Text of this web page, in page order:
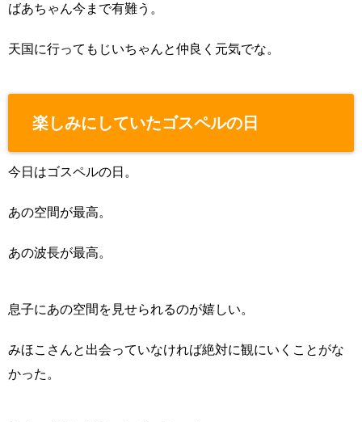
ばあちゃん今まで有難う。
天国に行ってもじいちゃんと仲良く元気でな。
楽しみにしていたゴスペルの日
今日はゴスペルの日。
あの空間が最高。
あの波長が最高。
息子にあの空間を見せられるのが嬉しい。
みほこさんと出会っていなければ絶対に観にいくことがな
かった。